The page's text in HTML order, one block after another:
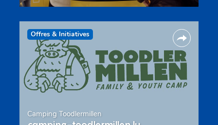
Offres & Initiatives
Camping Toodlermillen